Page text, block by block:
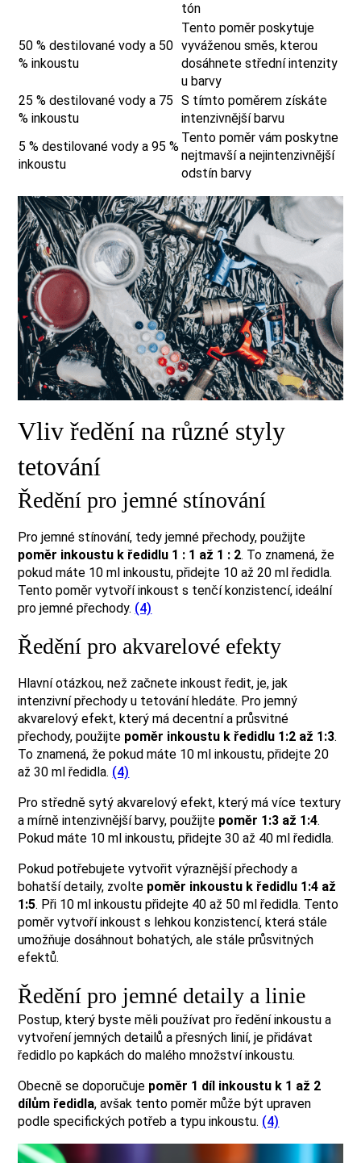
tón
50 % destilované vody a 50
% inkoustu
Tento poměr poskytuje
vyváženou směs, kterou
dosáhnete střední intenzity
u barvy
25 % destilované vody a 75
% inkoustu
S tímto poměrem získáte
intenzivnější barvu
5 % destilované vody a 95 %
inkoustu
Tento poměr vám poskytne
nejtmavší a nejintenzivnější
odstín barvy
Vliv ředění na různé styly
tetování
Ředění pro jemné stínování
Pro jemné stínování, tedy jemné přechody, použijte
poměr inkoustu k ředidlu 1 : 1 až 1 : 2. To znamená, že
pokud máte 10 ml inkoustu, přidejte 10 až 20 ml ředidla.
Tento poměr vytvoří inkoust s tenčí konzistencí, ideální
pro jemné přechody. (4)
Ředění pro akvarelové efekty
Hlavní otázkou, než začnete inkoust ředit, je, jak
intenzivní přechody u tetování hledáte. Pro jemný
akvarelový efekt, který má decentní a průsvitné
přechody, použijte poměr inkoustu k ředidlu 1:2 až 1:3.
To znamená, že pokud máte 10 ml inkoustu, přidejte 20
až 30 ml ředidla. (4)
Pro středně sytý akvarelový efekt, který má více textury
a mírně intenzivnější barvy, použijte poměr 1:3 až 1:4.
Pokud máte 10 ml inkoustu, přidejte 30 až 40 ml ředidla.
Pokud potřebujete vytvořit výraznější přechody a
bohatší detaily, zvolte poměr inkoustu k ředidlu 1:4 až
1:5. Při 10 ml inkoustu přidejte 40 až 50 ml ředidla. Tento
poměr vytvoří inkoust s lehkou konzistencí, která stále
umožňuje dosáhnout bohatých, ale stále průsvitných
efektů.
Ředění pro jemné detaily a linie
Postup, který byste měli používat pro ředění inkoustu a
vytvoření jemných detailů a přesných linií, je přidávat
ředidlo po kapkách do malého množství inkoustu.
Obecně se doporučuje poměr 1 díl inkoustu k 1 až 2
dílům ředidla, avšak tento poměr může být upraven
podle specifických potřeb a typu inkoustu. (4)